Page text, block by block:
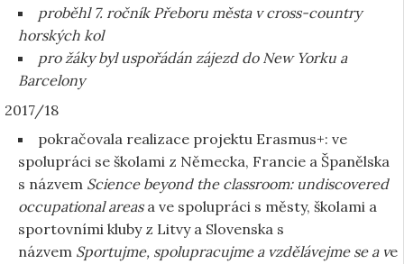
proběhl 7. ročník Přeboru města v cross-country
horských kol
pro žáky byl uspořádán zájezd do New Yorku a
Barcelony
2017/18
pokračovala realizace projektu Erasmus+: ve
spolupráci se školami z Německa, Francie a Španělska
s názvem Science beyond the classroom: undiscovered
occupational areas a ve spolupráci s městy, školami a
sportovními kluby z Litvy a Slovenska s
názvem Sportujme, spolupracujme a vzdělávejme se a ve